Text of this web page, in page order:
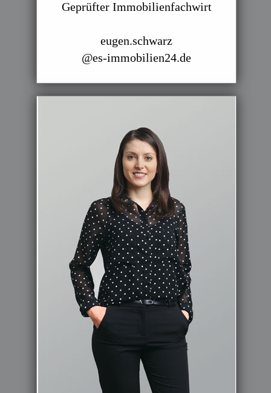
Geprüfter Immobilienfachwirt
eugen.schwarz
@es-immobilien24.de